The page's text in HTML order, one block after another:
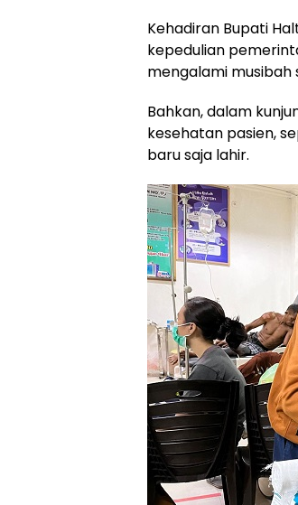
Kehadiran Bupati
kepedulian
mengalami musibah
Bahkan, dalam
kesehatan pasien,
baru saja lahir.